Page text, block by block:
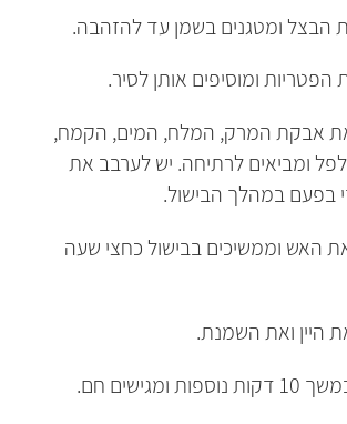
הבצל ומטגנים בשמן עד להזהבה.
הפטריות ומוסיפים אותן לסיר.
אבקת המרק, המלח, המים, הקמח,
ומביאים לרתיחה. יש לערבב את
בפעם במהלך הבישול.
האש וממשיכים בבישול כחצי שעה
היין ואת השמנת.
ומגישים חם.